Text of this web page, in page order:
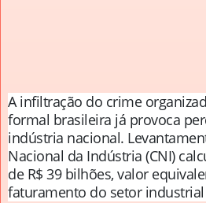
A infiltração do crime
formal brasileira já provoca
indústria nacional.
Nacional da Indústria (CNI)
de R$ 39 bilhões, valor
faturamento do setor